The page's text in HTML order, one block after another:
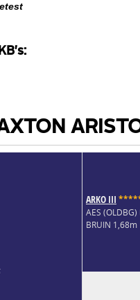
ARKO III ****
AES
BRUIN 1,68m